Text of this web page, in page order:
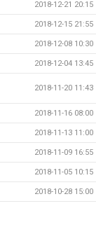
2018-12-21 20:15
2018-12-15 21:55
2018-12-08 10:30
2018-12-04 13:45
2018-11-20 11:43
2018-11-16 08:00
2018-11-13 11:00
2018-11-09 16:55
2018-11-05 10:15
2018-10-28 15:00